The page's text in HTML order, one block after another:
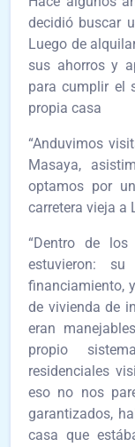
decidió buscar
Luego de
sus ahorros y
para cumplir el
propia casa
“Anduvimos
Masaya,
optamos por
carretera vieja a
“Dentro de
estuvieron:
financiamiento,
de vivienda de
eran
propio
residenciales
eso no nos
garantizados,
casa que